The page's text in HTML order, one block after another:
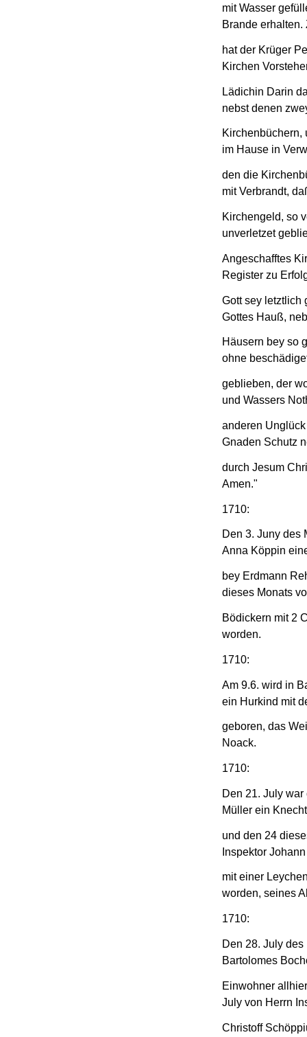
mit Wasser
Brande
hat der Krüger
Kirchen
Lädichin Darin
nebst denen
Kirchenbüchern,
im Hause in
den die
mit Verbrandt,
Kirchengeld, so
unverletzet
Angeschafftes
Register zu
Gott sey letztlich
Gottes Hauß,
Häusern bey so
ohne
geblieben, der
und Wassers
anderen
Gnaden Schutz
durch Jesum
Amen."
1710:
Den 3. Juny des
Anna Köppin
bey Erdmann
dieses Monats
Bödickern mit 2
worden.
1710:
Am 9.6. wird in
ein Hurkind mit
geboren, das
Noack.
1710:
Den 21. July
Müller ein
und den 24
Inspektor
mit einer
worden, seines
1710:
Den 28. July
Bartolomes
Einwohner
July von Herrn
Christoff